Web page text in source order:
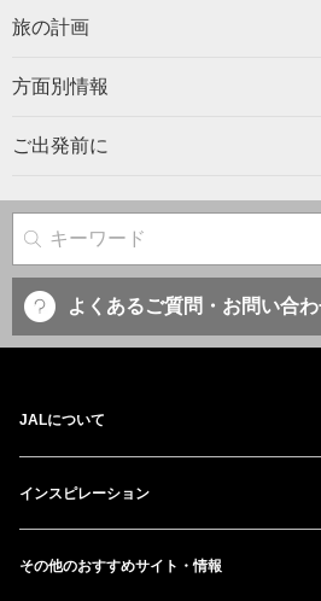
旅の計画
方面別情報
ご出発前に
サイト内検索
よくあるご質問・お問い合
JALについて
インスピレーション
その他のおすすめサイト・情報